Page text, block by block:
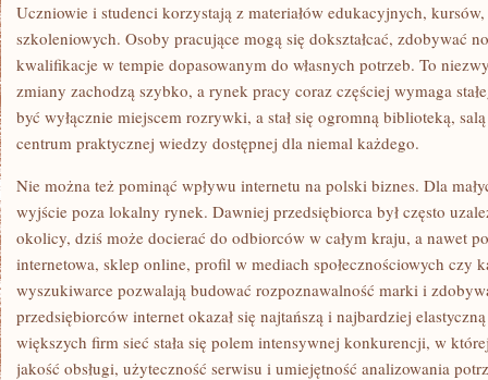
Uczniowie i studenci korzystają z materiałów edukacyjnych,
szkoleniowych. Osoby pracujące mogą się dokształcać, zdobywać
kwalifikacje w tempie dopasowanym do własnych potrzeb. To
zmiany zachodzą szybko, a rynek pracy coraz częściej wymaga
być wyłącznie miejscem rozrywki, a stał się ogromną biblioteką,
centrum praktycznej wiedzy dostępnej dla niemal każdego.
Nie można też pominąć wpływu internetu na polski biznes. Dla
wyjście poza lokalny rynek. Dawniej przedsiębiorca był często
okolicy, dziś może docierać do odbiorców w całym kraju, a nawet
internetowa, sklep online, profil w mediach społecznościowych czy
wyszukiwarce pozwalają budować rozpoznawalność marki i
przedsiębiorców internet okazał się najtańszą i najbardziej
większych firm sieć stała się polem intensywnej konkurencji, w
jakość obsługi, użyteczność serwisu i umiejętność analizowania